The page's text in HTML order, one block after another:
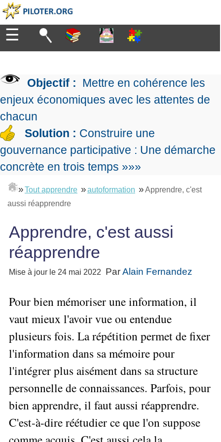
Diriger
de
l'entreprise
Démocratique
Conception
la
stratégie
de
des
métier
Le
contrôle
▶
les
articles
Diriger
»»»
Innover
en
L'Innovation
et
Organiser
la
L'Excellence
Opérationnelle
Lean
expliqué
La
Six
Sigma
Le
Management
Qualité
outils
la
Qualité
Supply
Chain
Management
▶
les
articles
»»»
Manager
Manager
projets
Les
du
chef
Les
projet
Construire
des
risques
Tous
les
articles
Projet
▶
L'Efficacité
Manager
Comment
Progresser
▶
Mesurer
la
performance
Tableau
bord
Entreprise
La
Gimsi
Tableau
Bord
avec
▶
Tous
les
articles
»»»
▶
Analyser
les
Entreprendre
▶
De
Salarié→Entrepreneur
Méthode
pour
se
lancer
Outils
Gérer
son
métier
consultant
freelance
▶
Secrets
d'Entrepreneur
Se
former
Guide
gratuit
de
Méthode
Les
Qualités
pour
Comment
s'auto-
Tous
articles
Tous
les
articles
classés
★
☰
Objectif : Mettre en cohérence les
enjeux économiques avec les attentes de
chacun
Solution : Construire une
gouvernance participative : Une démarche
concrète en trois temps »»»
»Tout apprendre »autoformation »Apprendre, c'est
aussi réapprendre
Apprendre, c'est aussi
réapprendre
Mise à jour le 24 mai 2022 ParAlain Fernandez
Pour bien mémoriser une information, il
vaut mieux l'avoir vue ou entendue
plusieurs fois. La répétition permet de fixer
l'information dans sa mémoire pour
l'intégrer plus aisément dans sa structure
personnelle de connaissances. Parfois, pour
bien apprendre, il faut aussi réapprendre.
C'est-à-dire réétudier ce que l'on suppose